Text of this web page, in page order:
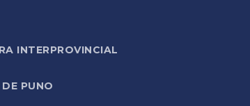
INTERPROVINCIAL
PUNO